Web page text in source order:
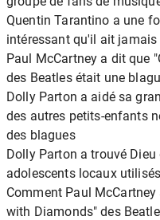
Quentin Tarantino a une
intéressant qu'il ait
Paul McCartney a dit que
des Beatles était une
Dolly Parton a aidé sa
des autres petits-enfants
des blagues
Dolly Parton a trouvé
adolescents locaux
Comment Paul
with Diamonds" des